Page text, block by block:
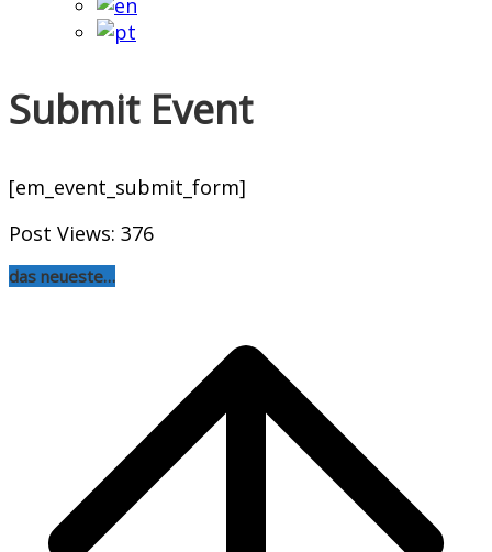
Submit Event
[em_event_submit_form]
Post Views: 376
das neueste…